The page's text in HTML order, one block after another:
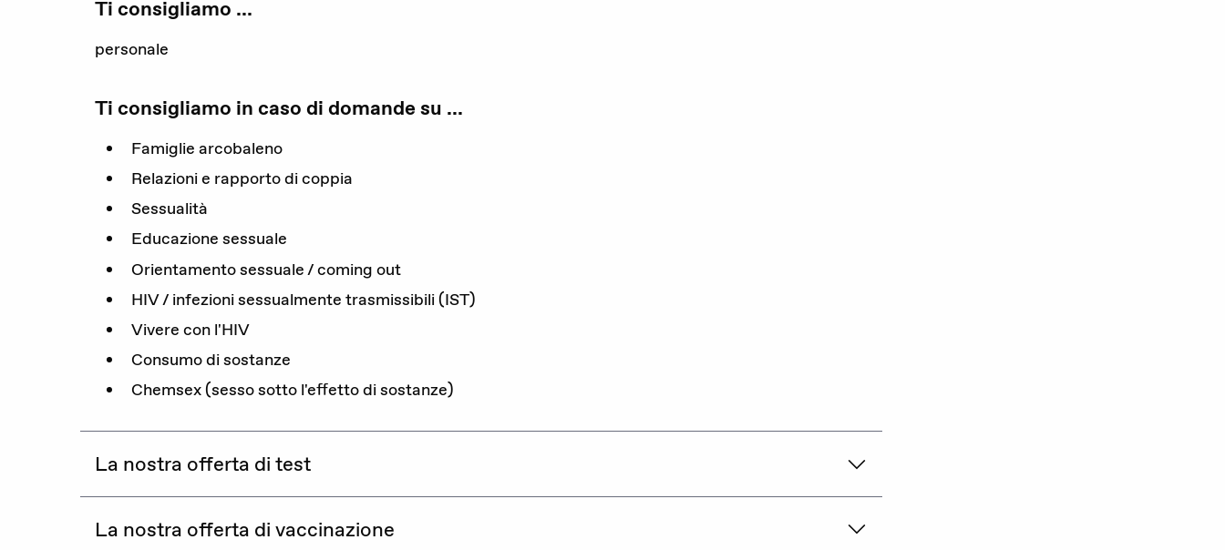
La nostra organizzazione
Membri
Partner
Rapporto annuale
Sostenerci
Ti consigliamo ...
personale
Ti consigliamo in caso di domande su ...
Famiglie arcobaleno
Relazioni e rapporto di coppia
Sessualità
Educazione sessuale
Orientamento sessuale / coming out
HIV / infezioni sessualmente trasmissibili (IST)
Vivere con l'HIV
Consumo di sostanze
Chemsex (sesso sotto l'effetto di sostanze)
La nostra offerta di test
La nostra offerta di vaccinazione